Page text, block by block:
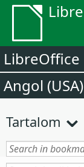
LibreOffice
Angol (USA)
Tartalom